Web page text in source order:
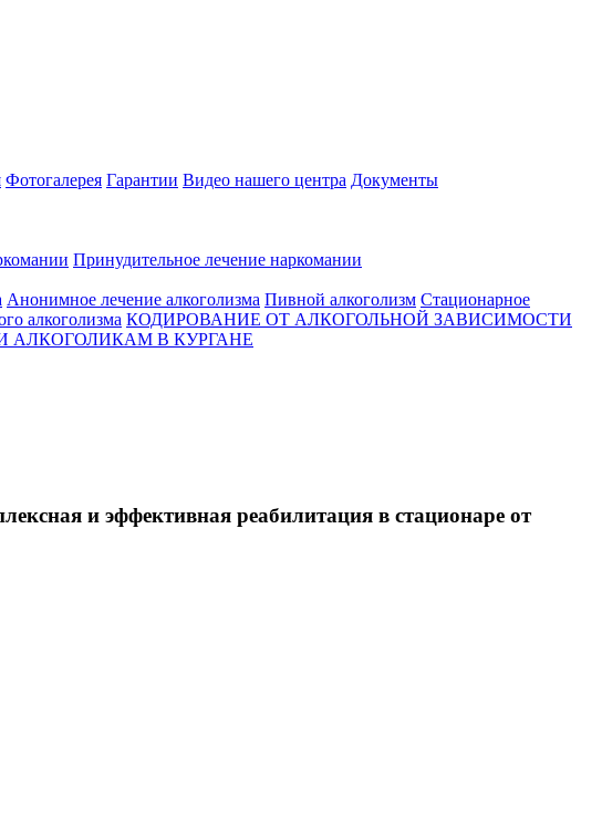
Фотогалерея Гарантии Видео нашего центра Документы
Принудительное лечение наркомании
Анонимное лечение алкоголизма Пивной алкоголизм Стационарное
алкоголизма КОДИРОВАНИЕ ОТ АЛКОГОЛЬНОЙ ЗАВИСИМОСТИ
АЛКОГОЛИКАМ В КУРГАНЕ
и эффективная реабилитация в стационаре от